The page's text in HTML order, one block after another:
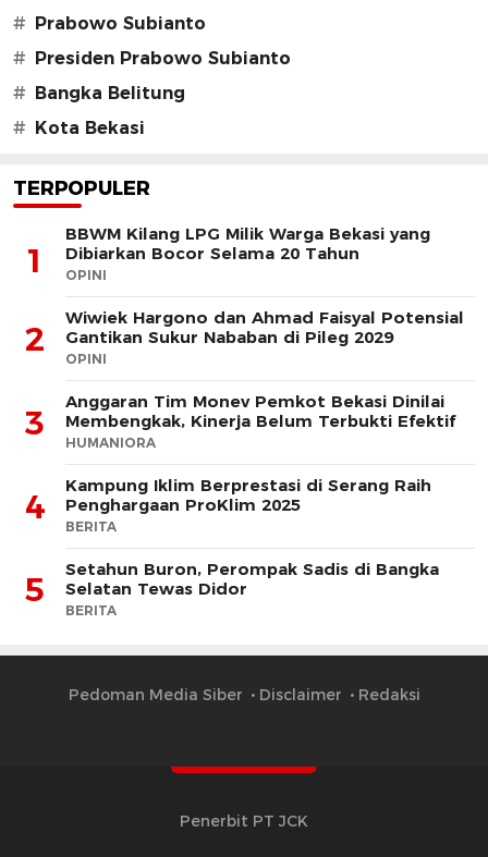
# Prabowo Subianto
# Presiden Prabowo Subianto
# Bangka Belitung
# Kota Bekasi
TERPOPULER
1
BBWM Kilang LPG Milik Warga Bekasi yang
Dibiarkan Bocor Selama 20 Tahun
OPINI
2
Wiwiek Hargono dan Ahmad Faisyal Potensial
Gantikan Sukur Nababan di Pileg 2029
OPINI
3
Anggaran Tim Monev Pemkot Bekasi Dinilai
Membengkak, Kinerja Belum Terbukti Efektif
HUMANIORA
4
Kampung Iklim Berprestasi di Serang Raih
Penghargaan ProKlim 2025
BERITA
5
Setahun Buron, Perompak Sadis di Bangka
Selatan Tewas Didor
BERITA
Pedoman Media Siber Disclaimer Redaksi
Penerbit PT JCK